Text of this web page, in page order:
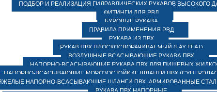
ПОДБОР И РЕАЛИЗАЦИЯ ГИДРАВЛИЧЕСКИХ РУКАВОВ ВЫСОКОГО
ФИТИНГИ ДЛЯ РВД
БУРОВЫЕ РУКАВА
ПРАВИЛА ПРИМЕНЕНИЯ РВД
РУКАВА ИЗ ПВХ
РУКАВ ПВХ ПЛОСКОСВОРАЧИВАЕМЫЙ (LAY FLAT)
ВОЗДУШНЫЕ ВСАСЫВАЮЩИЕ РУКАВА ПВХ
НАПОРНО-ВСАСЫВАЮЩИЕ РУКАВА ПВХ ДЛЯ ПИЩЕВЫХ
НАПОРНО-ВСАСЫВАЮЩИЕ МОРОЗОСТОЙКИЕ ШЛАНГИ ПВХ
НАПОРНО-ВСАСЫВАЮЩИЕ ШЛАНГИ ПВХ, АРМИРОВАННЫЕ
РУКАВА ПВХ НАПОРНЫЕ